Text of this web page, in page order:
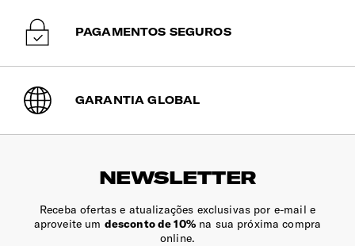
PAGAMENTOS SEGUROS
GARANTIA GLOBAL
NEWSLETTER
Receba ofertas e atualizações exclusivas por e-mail e
aproveite um desconto de 10%na sua próxima compra
online.